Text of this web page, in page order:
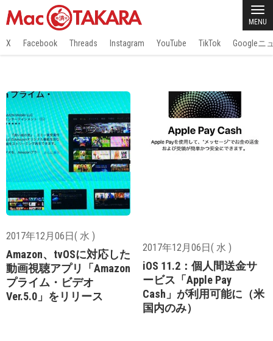
MENU
X Facebook Threads Instagram YouTube TikTok Googleニ
2017年12月06日( 水 )
Amazon、tvOSに対応した
動画視聴アプリ「Amazon
プライム・ビデオ
Ver.5.0」をリリース
2017年12月06日( 水 )
iOS 11.2：個人間送金サ
ービス「Apple Pay
Cash」が利用可能に（米
国内のみ）